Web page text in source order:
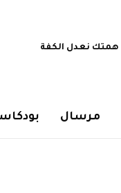
همتك نعدل الكفة
مرسال